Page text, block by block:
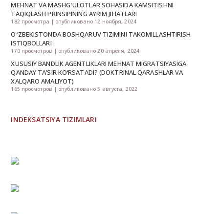
MEHNAT VA MASHGʻULOTLAR SOHASIDA KAMSITISHNI
TAQIQLASH PRINSIPINING AYRIM JIHATLARI
182 просмотра | опубликовано 12 ноября, 2024
OʻZBEKISTONDA BOSHQARUV TIZIMINI TAKOMILLASHTIRISH
ISTIQBOLLARI
170 просмотров | опубликовано 20 апреля, 2024
XUSUSIY BANDLIK AGENTLIKLARI MEHNAT MIGRATSIYASIGA
QANDAY TA’SIR KO‘RSATADI? (DOKTRINAL QARASHLAR VA
XALQARO AMALIYOT)
165 просмотров | опубликовано 5 августа, 2022
INDEKSATSIYA TIZIMLARI